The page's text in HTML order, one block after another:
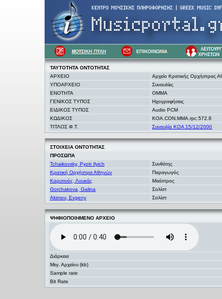
ΤΑΥΤΟΤΗΤΑ ΟΝΤΟΤΗΤΑΣ
ΑΡΧΕΙΟ
Αρχείο Κρατικής Ορχήστρας
ΥΠΟΑΡΧΕΙΟ
Συναυλίες
ΕΝΟΤΗΤΑ
OMMA
ΓΕΝΙΚΟΣ ΤΥΠΟΣ
Ηχογραφήσεις
ΕΙΔΙΚΟΣ ΤΥΠΟΣ
Audio PCM
ΚΩΔΙΚΟΣ
KOA.CON.MMA.rpc.572.8
ΤΙΤΛΟΣ Φ.Τ.
Συναυλία ΚΟΑ 15/12/2000
ΣΤΟΙΧΕΙΑ ΟΝΤΟΤΗΤΑΣ
ΠΡΟΣΩΠΑ
Tchaikovsky, Pyotr Ilyich
Συνθέτης
Κρατική Ορχήστρα Αθηνών
Παραγωγός
Καρυτινός, Λουκάς
Μαέστρος
Gorchakova, Galina
Σολίστ
Akimov, Evgeny
Σολίστ
ΨΗΦΙΟΠΟΙΗΜΕΝΟ ΑΡΧΕΙΟ
Διάρκεια
Μεγ. Αρχείου (kb)
Sample rate
Bit Rate